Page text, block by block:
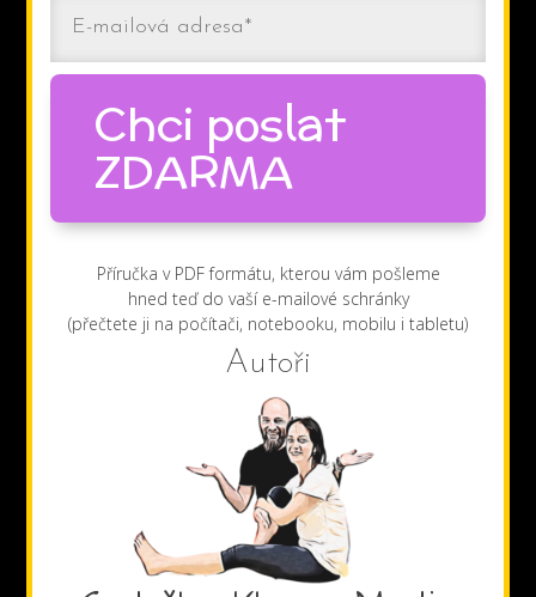
Chci poslat
ZDARMA
Příručka v PDF formátu, kterou vám pošleme
hned teď do vaší e-mailové schránky
(přečtete ji na počítači, notebooku, mobilu i tabletu)
Autoři